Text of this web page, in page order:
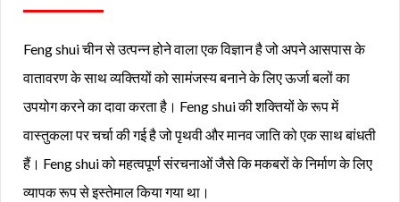
Feng shui चीन से उत्पन्न होने वाला एक विज्ञान है जो अपने आसपास के
वातावरण के साथ व्यक्तियों को सामंजस्य बनाने के लिए ऊर्जा बलों का
उपयोग करने का दावा करता है। Feng shui की शक्तियों के रूप में
वास्तुकला पर चर्चा की गई है जो पृथवी और मानव जाति को एक साथ बांधती
हैं। Feng shui को महत्वपूर्ण संरचनाओं जैसे कि मकबरों के निर्माण के लिए
व्यापक रूप से इस्तेमाल किया गया था ।